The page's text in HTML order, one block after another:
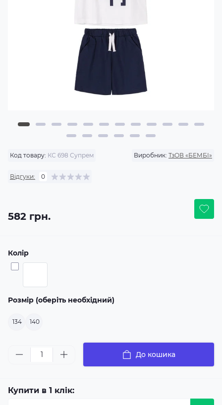
Код товару: КС 698 Супрем Виробник: ТзОВ «БЕМБІ»
Відгуки: 0
582 грн.
Колір
Розмір (оберіть необхідний)
134 140
До кошика
Купити в 1 клік: